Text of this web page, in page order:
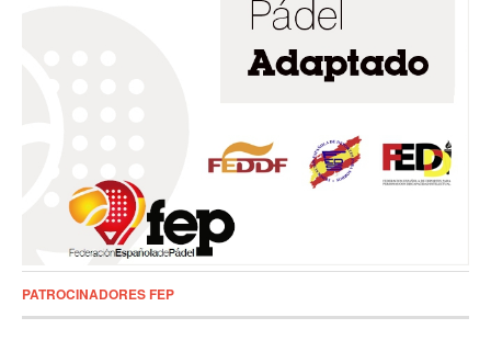
PATROCINADORES FEP